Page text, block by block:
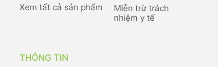
Xem tất cả sản phẩm
Miễn trừ trách
nhiệm y tế
THÔNG TIN